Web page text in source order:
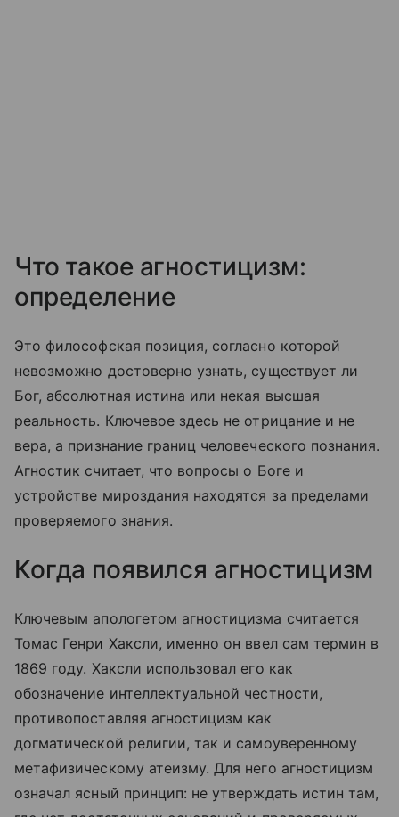
Что такое агностицизм:
определение
Это философская позиция, согласно которой
невозможно достоверно узнать, существует ли
Бог, абсолютная истина или некая высшая
реальность. Ключевое здесь не отрицание и не
вера, а признание границ человеческого познания.
Агностик считает, что вопросы о Боге и
устройстве мироздания находятся за пределами
проверяемого знания.
Когда появился агностицизм
Ключевым апологетом агностицизма считается
Томас Генри Хаксли, именно он ввел сам термин в
1869 году. Хаксли использовал его как
обозначение интеллектуальной честности,
противопоставляя агностицизм как
догматической религии, так и самоуверенному
метафизическому атеизму. Для него агностицизм
означал ясный принцип: не утверждать истин там,